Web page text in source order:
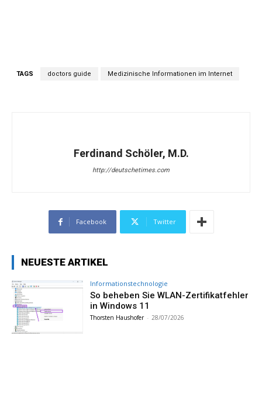
TAGS doctors guide Medizinische Informationen im Internet
Ferdinand Schöler, M.D.
http://deutschetimes.com
Facebook Twitter
NEUESTE ARTIKEL
Informationstechnologie
So beheben Sie WLAN-Zertifikatfehler
in Windows 11
Thorsten Haushofer - 28/07/2026